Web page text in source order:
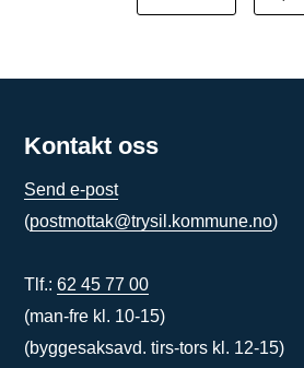
Kontakt oss
Send e-post
(postmottak@trysil.kommune.no)
Tlf.:62 45 77 00
(man-fre kl. 10-15)
(byggesaksavd. tirs-tors kl. 12-15)